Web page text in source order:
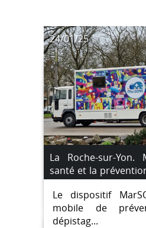
24/01/25
La Roche-sur-Yon.
santé et la
de chez vous
Le dispositif
mobile de
dépistag...